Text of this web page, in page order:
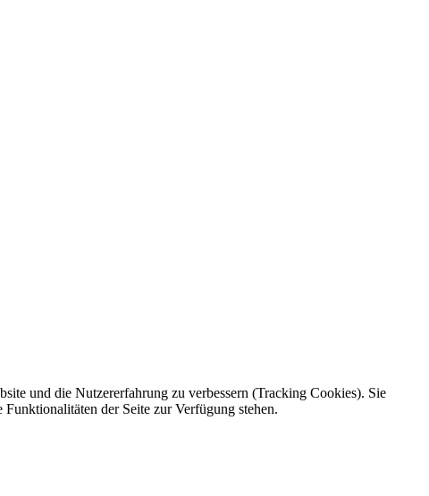
und die Nutzererfahrung zu verbessern (Tracking Cookies). Sie
der Seite zur Verfügung stehen.